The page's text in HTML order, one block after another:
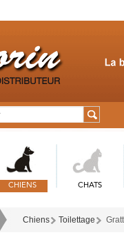
CHIENS CHATS
Chiens Toilettage